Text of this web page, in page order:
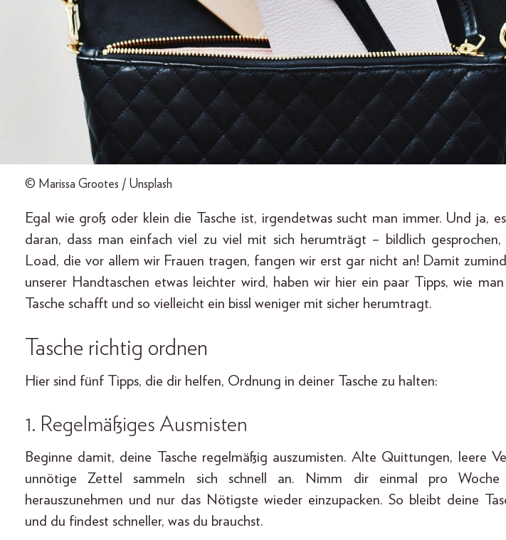
© Marissa Grootes / Unsplash
Egal wie groß oder klein die Tasche ist, irgendetwas sucht man immer. Und ja,
daran, dass man einfach viel zu viel mit sich herumträgt – bildlich
Load, die vor allem wir Frauen tragen, fangen wir erst gar nicht an! Damit
unserer Handtaschen etwas leichter wird, haben wir hier ein paar Tipps, wie
Tasche schafft und so vielleicht ein bissl weniger mit sicher herumtragt.
Tasche richtig ordnen
Hier sind fünf Tipps, die dir helfen, Ordnung in deiner Tasche zu halten:
1. Regelmäßiges Ausmisten
Beginne damit, deine Tasche regelmäßig auszumisten. Alte Quittungen, leere
unnötige Zettel sammeln sich schnell an. Nimm dir einmal pro
herauszunehmen und nur das Nötigste wieder einzupacken. So bleibt deine
und du findest schneller, was du brauchst.